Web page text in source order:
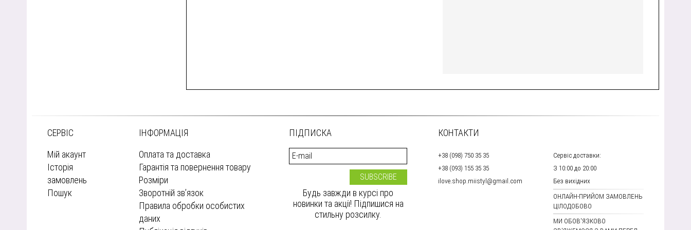
СЕРВІС
Мій акаунт
Історія
замовлень
Пошук
ІНФОРМАЦІЯ
Оплата та доставка
Гарантія та повернення товару
Розміри
Зворотній зв’язок
Правила обробки особистих
даних
ПІДПИСКА
Будь завжди в курсі про
новинки та акції! Підпишися на
стильну розсилку.
КОНТАКТИ
+38 (098) 750 35 35
Сервіс доставки:
+38 (093) 155 35 35
З 10:00 до 20:00
ilove.shop.miistyl@gmail.com
Без вихідних
ОНЛАЙН-ПРИЙОМ ЗАМОВЛЕНЬ
ЦІЛОДОБОВО
МИ ОБОВ'ЯЗКОВО